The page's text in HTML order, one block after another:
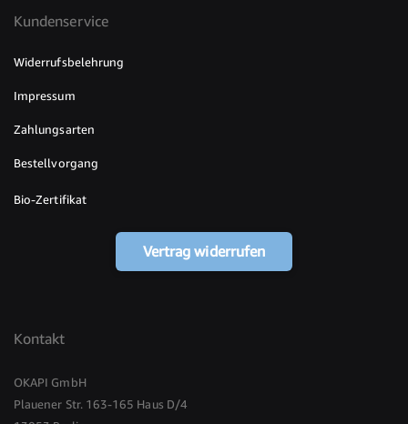
Kundenservice
Widerrufsbelehrung
Impressum
Zahlungsarten
Bestellvorgang
Bio-Zertifikat
Vertrag widerrufen
Kontakt
OKAPI GmbH
Plauener Str. 163-165 Haus D/4